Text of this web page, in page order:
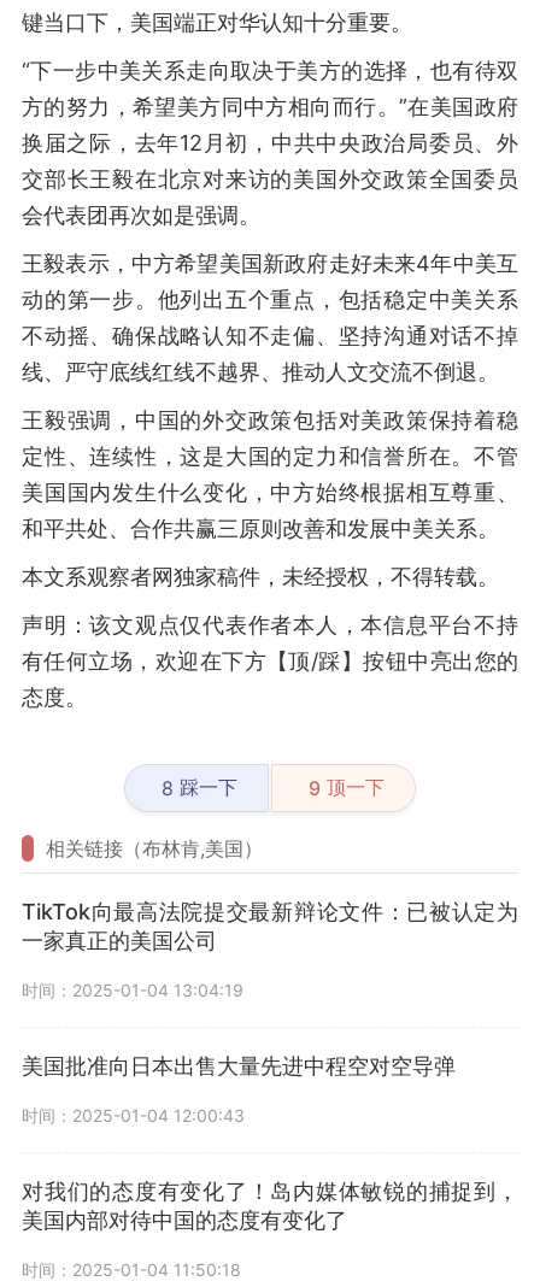
键当口下，美国端正对华认知十分重要。
“下一步中美关系走向取决于美方的选择，也有待双
方的努力，希望美方同中方相向而行。”在美国政府
换届之际，去年12月初，中共中央政治局委员、外
交部长王毅在北京对来访的美国外交政策全国委员
会代表团再次如是强调。
王毅表示，中方希望美国新政府走好未来4年中美互
动的第一步。他列出五个重点，包括稳定中美关系
不动摇、确保战略认知不走偏、坚持沟通对话不掉
线、严守底线红线不越界、推动人文交流不倒退。
王毅强调，中国的外交政策包括对美政策保持着稳
定性、连续性，这是大国的定力和信誉所在。不管
美国国内发生什么变化，中方始终根据相互尊重、
和平共处、合作共赢三原则改善和发展中美关系。
本文系观察者网独家稿件，未经授权，不得转载。
声明：该文观点仅代表作者本人，本信息平台不持
有任何立场，欢迎在下方【顶/踩】按钮中亮出您的
态度。
8 踩一下 9 顶一下
相关链接（布林肯,美国）
TikTok向最高法院提交最新辩论文件：已被认定为
一家真正的美国公司
时间：2025-01-04 13:04:19
美国批准向日本出售大量先进中程空对空导弹
时间：2025-01-04 12:00:43
对我们的态度有变化了！岛内媒体敏锐的捕捉到，
美国内部对待中国的态度有变化了
时间：2025-01-04 11:50:18